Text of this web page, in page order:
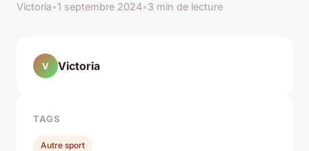
Victoria•1 septembre 2024•3 min de lecture
V Victoria
TAGS
Autre sport